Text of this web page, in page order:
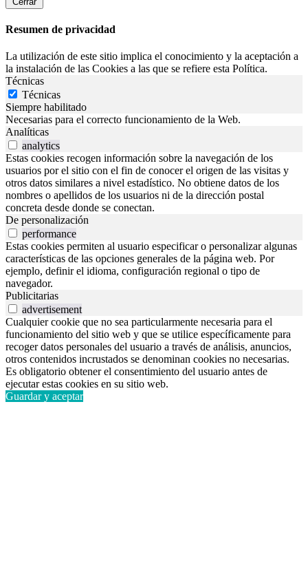
Resumen de privacidad
La utilización de este sitio implica el conocimiento y la aceptación a
la instalación de las Cookies a las que se refiere esta Política.
Técnicas
Técnicas
Siempre habilitado
Necesarias para el correcto funcionamiento de la Web.
Analíticas
analytics
Estas cookies recogen información sobre la navegación de los
usuarios por el sitio con el fin de conocer el origen de las visitas y
otros datos similares a nivel estadístico. No obtiene datos de los
nombres o apellidos de los usuarios ni de la dirección postal
concreta desde donde se conectan.
De personalización
performance
Estas cookies permiten al usuario especificar o personalizar algunas
características de las opciones generales de la página web. Por
ejemplo, definir el idioma, configuración regional o tipo de
navegador.
Publicitarias
advertisement
Cualquier cookie que no sea particularmente necesaria para el
funcionamiento del sitio web y que se utilice específicamente para
recoger datos personales del usuario a través de análisis, anuncios,
otros contenidos incrustados se denominan cookies no necesarias.
Es obligatorio obtener el consentimiento del usuario antes de
ejecutar estas cookies en su sitio web.
Guardar y aceptar